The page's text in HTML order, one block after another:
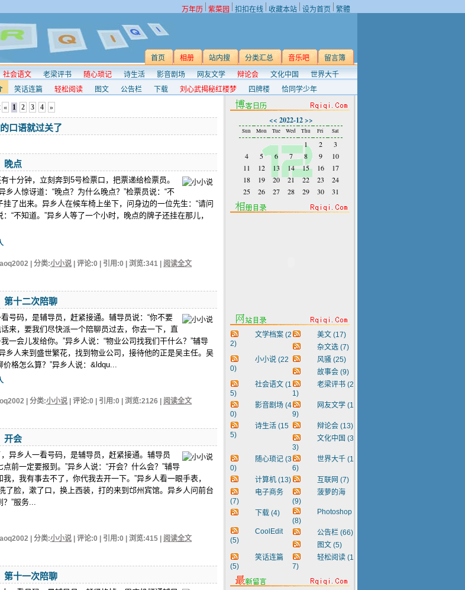
万年历 紫菜园 扣扣在线 收藏本站 设为首页 繁體
留言簿
音乐吧
分类汇总
站内搜
相册
首页
社会语文 老梁评书 随心琐记 诗生活 影音剧场 网友文学 辩论会 文化中国
世界大千
笑话连篇 轻松阅读 图文 公告栏 下载 刘心武揭秘红楼梦 四牌楼 恰同学少年
« 1 2 3 4 »
口语就过关了
晚点
十分钟，立刻奔到5号检票口，把票递给检票员。
乡人惊讶道：“晚点？为什么晚点？”检票员说：“不
了出来。异乡人在候车椅上坐下，问身边的一位先生：“请问
“不知道。”异乡人等了一个小时，晚点的牌子还挂在那儿，
| 分类:小小说 | 评论:0 | 引用:0 | 浏览:341 阅读全文
第十二次陪聊
号码，是辅导员，赶紧接通。辅导员说：“你不要
来，要我们尽快派一个陪聊员过去，你去一下，直
一会儿发给你。”异乡人说：“物业公司找我们干什么？”辅导
乡人来到盛世繁花，找到物业公司，接待他的正是吴主任。吴
格怎么算？”异乡人说：&ldqu...
| 分类:小小说 | 评论:0 | 引用:0 | 浏览:2126 阅读全文
开会
异乡人一看号码，是辅导员，赶紧接通。辅导员
前一定要报到。”异乡人说：“开会？什么会？”辅导
，我有事去不了，你代我去开一下。”异乡人看一眼手表，
了脸，漱了口，换上西装，打的来到邙州宾馆。异乡人问前台
？”服务...
| 分类:小小说 | 评论:0 | 引用:0 | 浏览:415 阅读全文
第十一次陪聊
<< 2022-12 >>
Sun Mon Tue Wed Thu Fri Sat
1 2
3
4
5 6 7 8 9
10
11
12 13 14 15 16
17
18
19 20 21 22 23
24
25
26 27 28 29 30 31
文学档案 (2
2)
美文 (17)
杂文选 (7)
小小说 (22
0)
风骚 (25)
故事会 (9)
社会语文 (1
5)
老梁评书 (2
1)
影音剧场 (4
0)
网友文学 (1
9)
诗生活 (15
5)
辩论会 (13)
文化中国 (3
3)
随心琐记 (3
0)
世界大千 (1
6)
计算机 (13) 互联网 (7)
电子商务
(7)
菠萝的海
(9)
下载 (4)
Photoshop
(8)
CoolEdit
(5)
公告栏 (66)
图文 (5)
笑话连篇
(5)
轻松阅读 (1
7)